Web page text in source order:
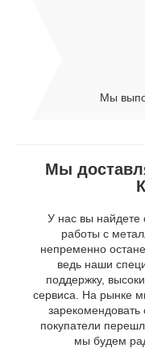
Мы
Мы
У нас вы
работы с
непременно
ведь наши
поддержку,
сервиса. На рынке
покупатели
мы будем